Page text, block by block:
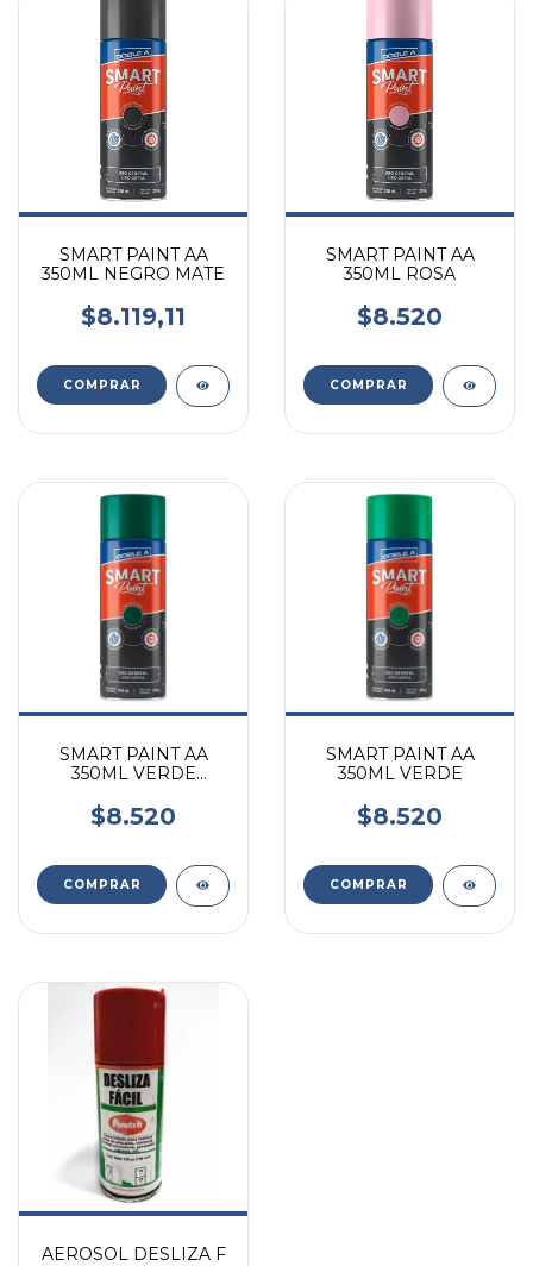
SMART PAINT AA
350ML NEGRO MATE
$8.119,11
SMART PAINT AA
350ML ROSA
$8.520
SMART PAINT AA
350ML VERDE
$8.520
SMART PAINT AA
350ML VERDE
$8.520
AEROSOL DESLIZA F